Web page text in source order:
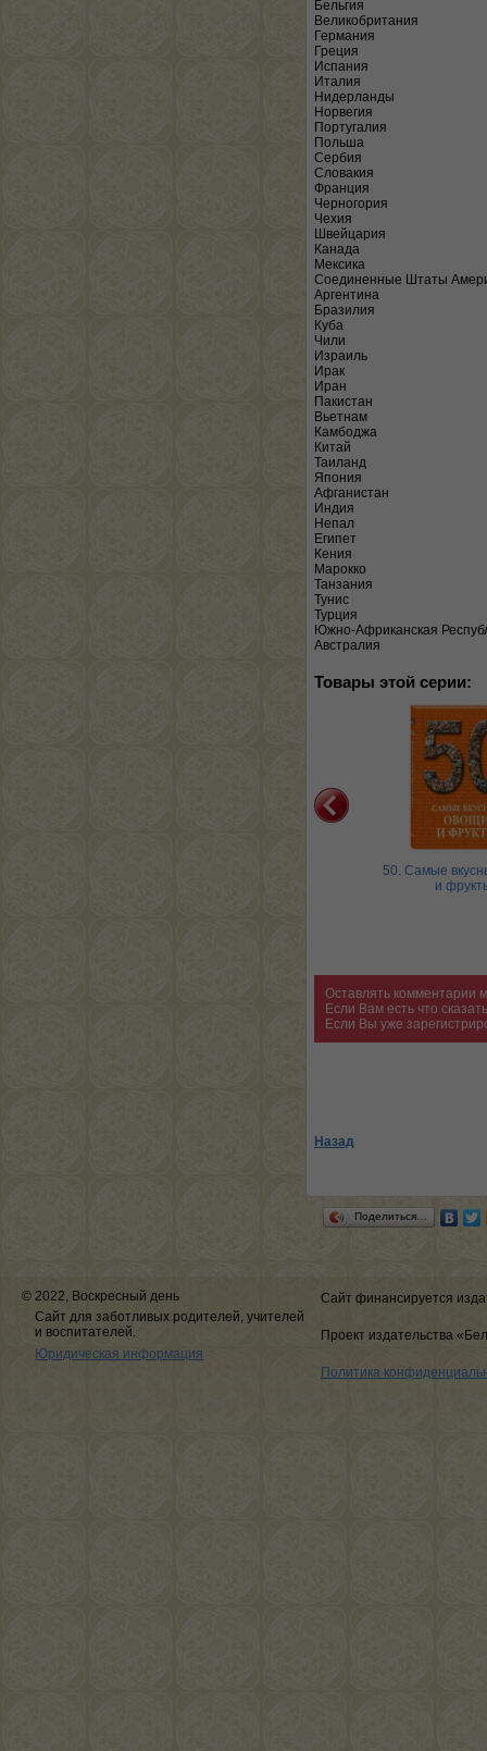
Бельгия
Великобритания
Германия
Греция
Испания
Италия
Нидерланды
Норвегия
Португалия
Польша
Сербия
Словакия
Франция
Черногория
Чехия
Швейцария
Канада
Мексика
Соединенные Штаты
Аргентина
Бразилия
Куба
Чили
Израиль
Ирак
Иран
Пакистан
Вьетнам
Камбоджа
Китай
Таиланд
Япония
Афганистан
Индия
Непал
Египет
Кения
Марокко
Танзания
Тунис
Турция
Южно-Африканская
Австралия
Товары этой серии:
50. Самые
и
Оставлять комментарии
Если Вам есть что
Если Вы уже
Назад
Поделиться…
© 2022, Воскресный день
Сайт для заботливых родителей, учителей
и воспитателей.
Юридическая информация
Сайт финансируется
Проект издательства
Политика